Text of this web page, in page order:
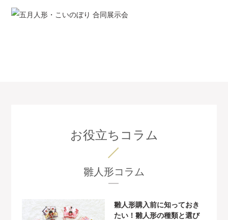
お役立ちコラム
雛人形コラム
雛人形購入前に知っておき
たい！雛人形の種類と選び